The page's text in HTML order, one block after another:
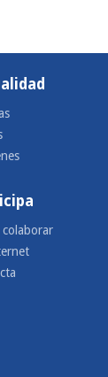
colaborar